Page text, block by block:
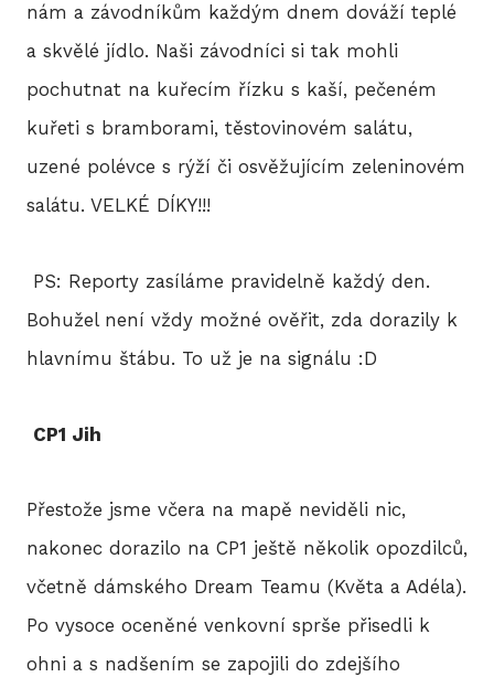
nám a závodníkům každým dnem dováží teplé
a skvělé jídlo. Naši závodníci si tak mohli
pochutnat na kuřecím řízku s kaší, pečeném
kuřeti s bramborami, těstovinovém salátu,
uzené polévce s rýží či osvěžujícím zeleninovém
salátu. VELKÉ DÍKY!!!
PS: Reporty zasíláme pravidelně každý den.
Bohužel není vždy možné ověřit, zda dorazily k
hlavnímu štábu. To už je na signálu :D
CP1 Jih
Přestože jsme včera na mapě neviděli nic,
nakonec dorazilo na CP1 ještě několik opozdilců,
včetně dámského Dream Teamu (Květa a Adéla).
Po vysoce oceněné venkovní sprše přisedli k
ohni a s nadšením se zapojili do zdejšího